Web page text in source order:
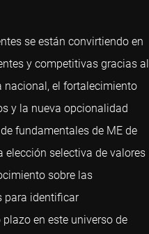
se están convirtiendo en
y competitivas gracias al
nacional, el fortalecimiento
y la nueva opcionalidad
fundamentales de ME de
elección selectiva de valores
sobre las
para identificar
en este universo de